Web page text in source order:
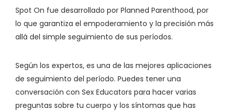
Spot On fue desarrollado por Planned Parenthood, por
lo que garantiza el empoderamiento y la precisión más
allá del simple seguimiento de sus períodos.
Según los expertos, es una de las mejores aplicaciones
de seguimiento del período. Puedes tener una
conversación con Sex Educators para hacer varias
preguntas sobre tu cuerpo y los síntomas que has